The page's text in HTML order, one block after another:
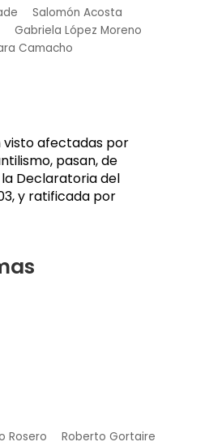
Salomón Acosta
Gabriela López Moreno
Camacho
visto afectadas por
pasan, de
Declaratoria del
y ratificada por
Rosero
Roberto Gortaire